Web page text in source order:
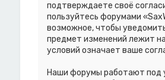
подтверждаете своё
пользуйтесь форумами
возможное, чтобы
предмет изменений лежит
условий означает ваше
Наши форумы работают под